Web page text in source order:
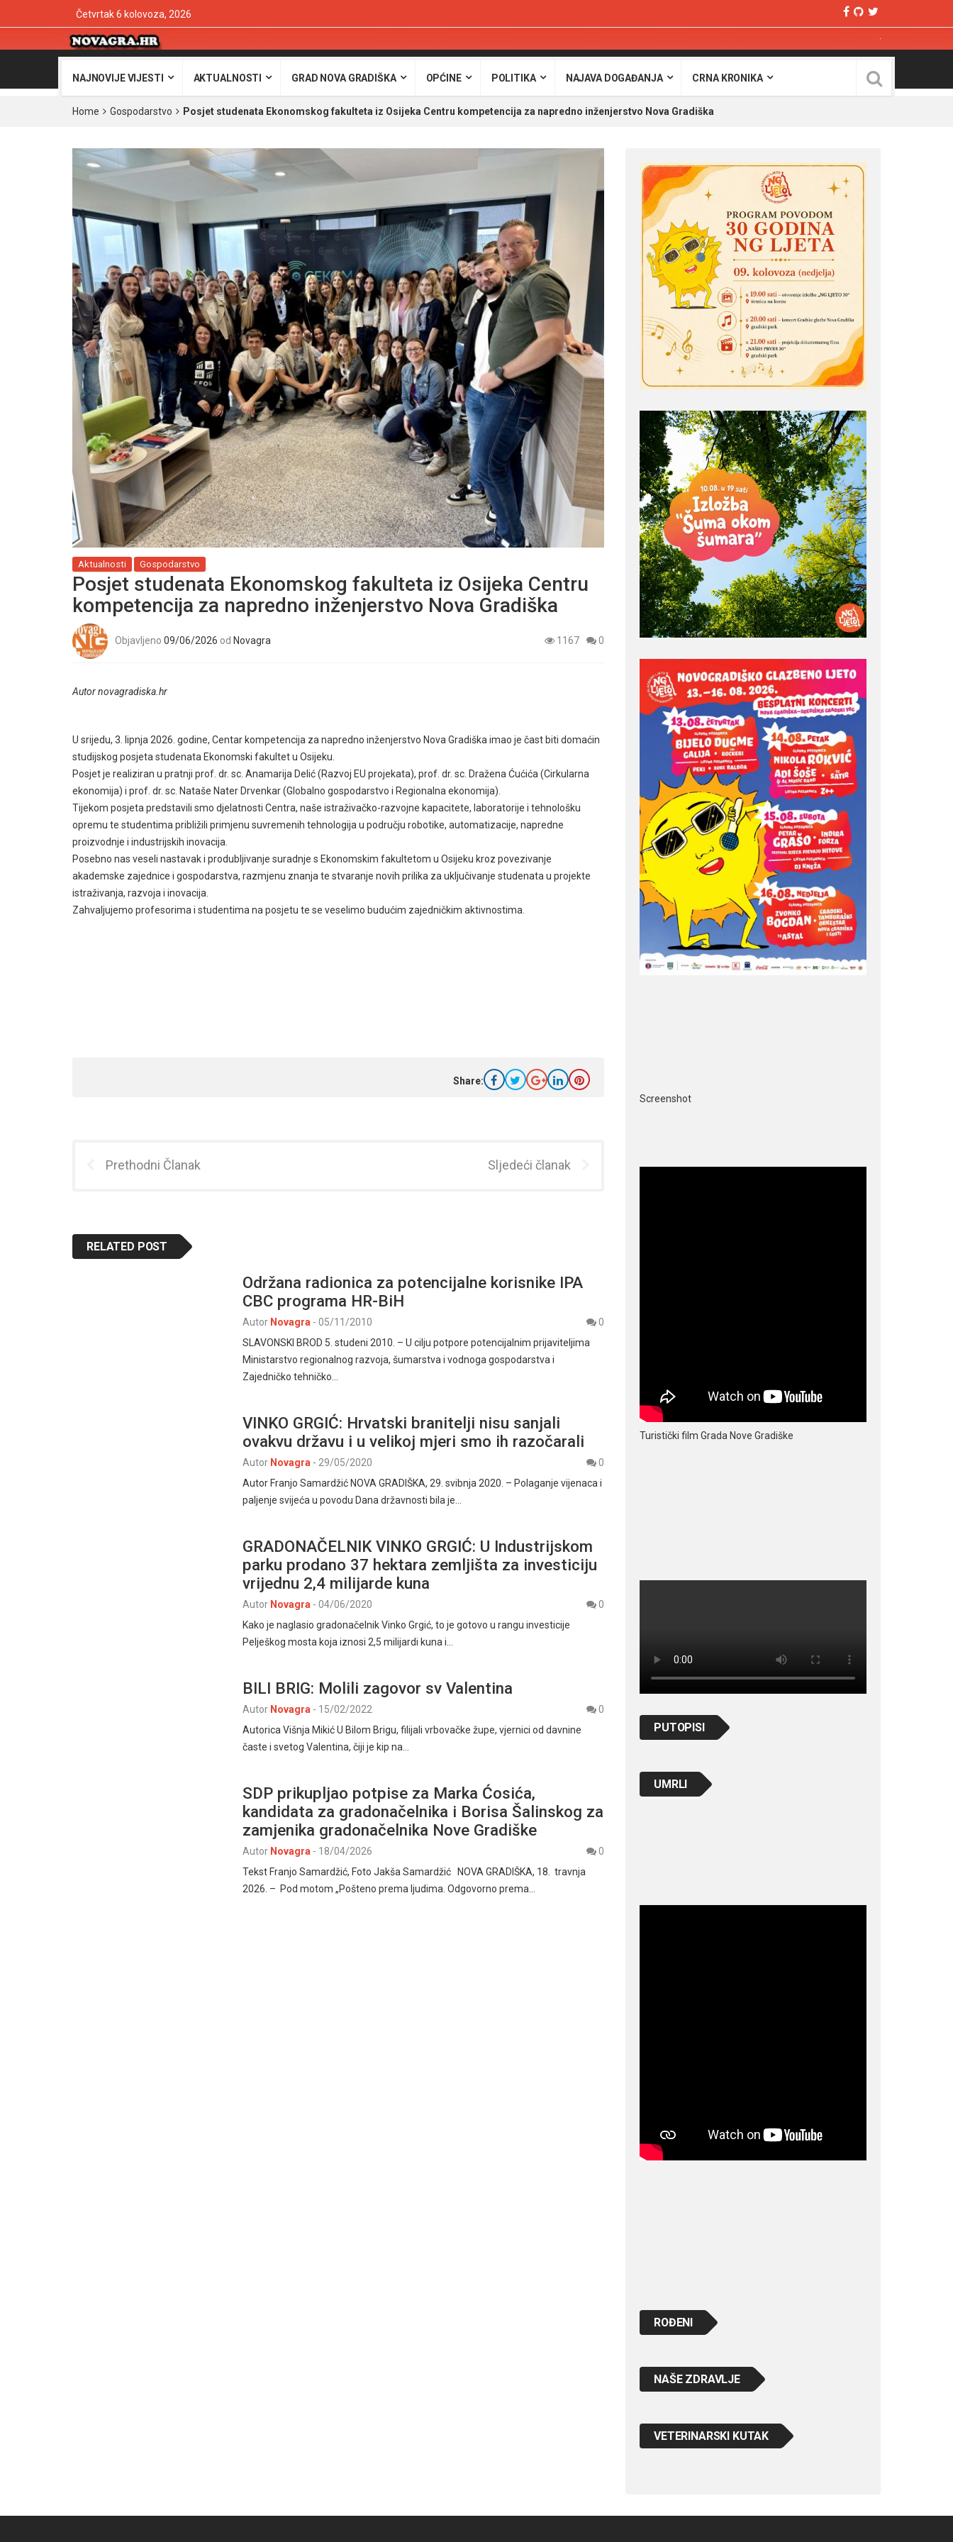
Četvrtak 6 kolovoza, 2026
NAJNOVIJE VIJESTI AKTUALNOSTI GRAD NOVA GRADIŠKA OPĆINE POLITIKA NAJAVA DOGAĐANJA CRNA KRONIKA
Home Gospodarstvo Posjet studenata Ekonomskog fakulteta iz Osijeka Centru kompetencija za napredno inženjerstvo Nova Gradiška
Aktualnosti Gospodarstvo
Posjet studenata Ekonomskog fakulteta iz Osijeka Centru
kompetencija za napredno inženjerstvo Nova Gradiška
Objavljeno 09/06/2026 od Novagra 1167 0
Autor novagradiska.hr
U srijedu, 3. lipnja 2026. godine, Centar kompetencija za napredno inženjerstvo Nova Gradiška imao je čast biti domaćin
studijskog posjeta studenata Ekonomski fakultet u Osijeku.
Posjet je realiziran u pratnji prof. dr. sc. Anamarija Delić (Razvoj EU projekata), prof. dr. sc. Dražena Ćućića (Cirkularna
ekonomija) i prof. dr. sc. Nataše Nater Drvenkar (Globalno gospodarstvo i Regionalna ekonomija).
Tijekom posjeta predstavili smo djelatnosti Centra, naše istraživačko-razvojne kapacitete, laboratorije i tehnološku
opremu te studentima približili primjenu suvremenih tehnologija u području robotike, automatizacije, napredne
proizvodnje i industrijskih inovacija.
Posebno nas veseli nastavak i produbljivanje suradnje s Ekonomskim fakultetom u Osijeku kroz povezivanje
akademske zajednice i gospodarstva, razmjenu znanja te stvaranje novih prilika za uključivanje studenata u projekte
istraživanja, razvoja i inovacija.
Zahvaljujemo profesorima i studentima na posjetu te se veselimo budućim zajedničkim aktivnostima.
Share:
Prethodni Članak Sljedeći članak
RELATED POST
Održana radionica za potencijalne korisnike IPA
CBC programa HR-BiH
Autor Novagra - 05/11/2010
0
SLAVONSKI BROD 5. studeni 2010. – U cilju potpore potencijalnim prijaviteljima
Ministarstvo regionalnog razvoja, šumarstva i vodnoga gospodarstva i
Zajedničko tehničko…
VINKO GRGIĆ: Hrvatski branitelji nisu sanjali
ovakvu državu i u velikoj mjeri smo ih razočarali
Autor Novagra - 29/05/2020
0
Autor Franjo Samardžić NOVA GRADIŠKA, 29. svibnja 2020. – Polaganje vijenaca i
paljenje svijeća u povodu Dana državnosti bila je…
GRADONAČELNIK VINKO GRGIĆ: U Industrijskom
parku prodano 37 hektara zemljišta za investiciju
vrijednu 2,4 milijarde kuna
Autor Novagra - 04/06/2020
0
Kako je naglasio gradonačelnik Vinko Grgić, to je gotovo u rangu investicije
Pelješkog mosta koja iznosi 2,5 milijardi kuna i…
BILI BRIG: Molili zagovor sv Valentina
Autor Novagra - 15/02/2022
0
Autorica Višnja Mikić U Bilom Brigu, filijali vrbovačke župe, vjernici od davnine
časte i svetog Valentina, čiji je kip na…
SDP prikupljao potpise za Marka Ćosića,
kandidata za gradonačelnika i Borisa Šalinskog za
zamjenika gradonačelnika Nove Gradiške
Autor Novagra - 18/04/2026
0
Tekst Franjo Samardžić, Foto Jakša Samardžić NOVA GRADIŠKA, 18. travnja
2026. – Pod motom „Pošteno prema ljudima. Odgovorno prema…
Screenshot
Turistički film Grada Nove Gradiške
PUTOPISI
UMRLI
ROĐENI
NAŠE ZDRAVLJE
VETERINARSKI KUTAK